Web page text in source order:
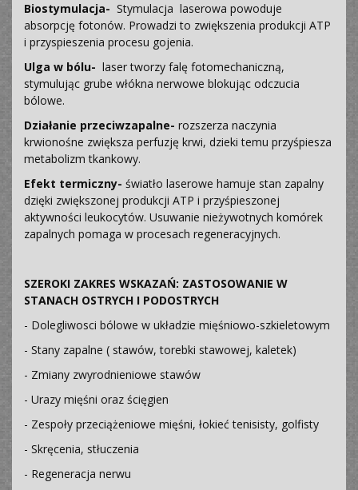
Biostymulacja- Stymulacja laserowa powoduje
absorpcję fotonów. Prowadzi to zwiększenia produkcji ATP
i przyspieszenia procesu gojenia.
Ulga w bólu- laser tworzy falę fotomechaniczną,
stymulując grube włókna nerwowe blokując odczucia
bólowe.
Działanie przeciwzapalne- rozszerza naczynia
krwionośne zwiększa perfuzję krwi, dzieki temu przyśpiesza
metabolizm tkankowy.
Efekt termiczny- światło laserowe hamuje stan zapalny
dzięki zwiększonej produkcji ATP i przyśpieszonej
aktywności leukocytów. Usuwanie nieżywotnych komórek
zapalnych pomaga w procesach regeneracyjnych.
SZEROKI ZAKRES WSKAZAŃ: ZASTOSOWANIE W
STANACH OSTRYCH I PODOSTRYCH
- Dolegliwosci bólowe w układzie mięśniowo-szkieletowym
- Stany zapalne ( stawów, torebki stawowej, kaletek)
- Zmiany zwyrodnieniowe stawów
- Urazy mięśni oraz ścięgien
- Zespoły przeciążeniowe mięśni, łokieć tenisisty, golfisty
- Skręcenia, stłuczenia
- Regeneracja nerwu